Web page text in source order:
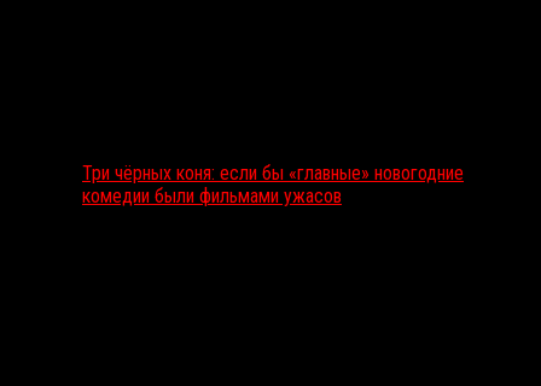
Три чёрных коня: если бы «главные» новогодние
комедии были фильмами ужасов